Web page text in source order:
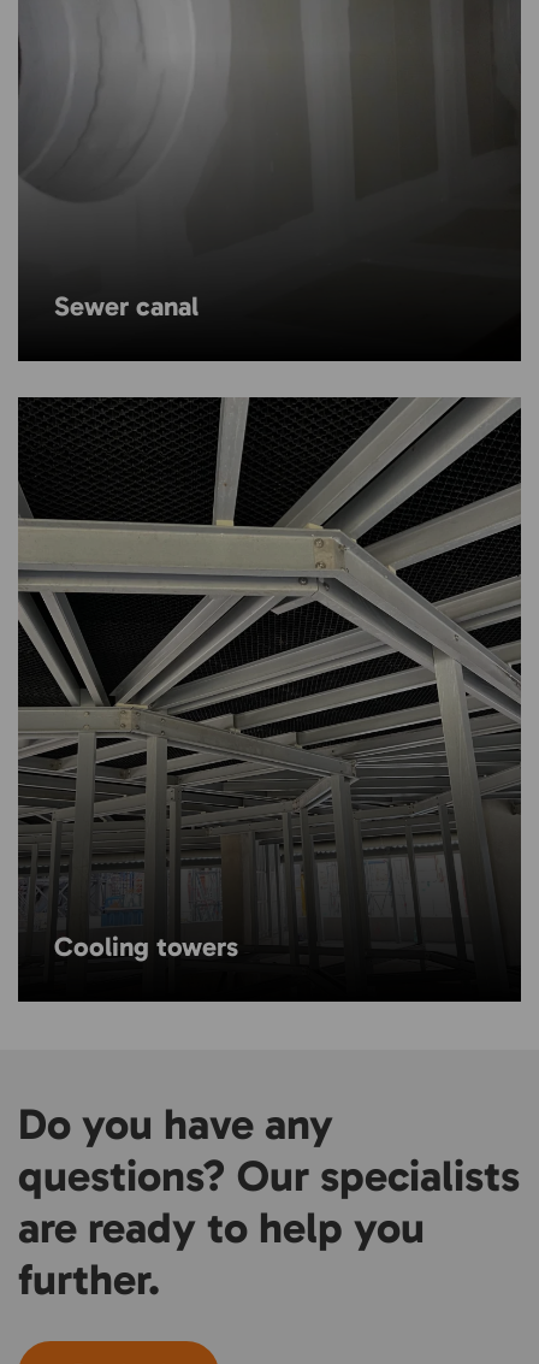
Sewer canal
Cooling towers
Do you have any
questions? Our specialists
are ready to help you
further.